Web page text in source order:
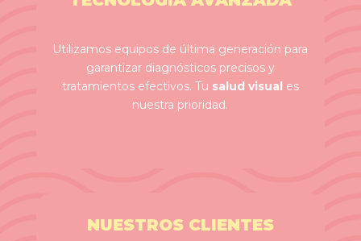
Utilizamos equipos de última generación para
garantizar diagnósticos precisos y
tratamientos efectivos. Tu salud visual es
nuestra prioridad.
NUESTROS CLIENTES